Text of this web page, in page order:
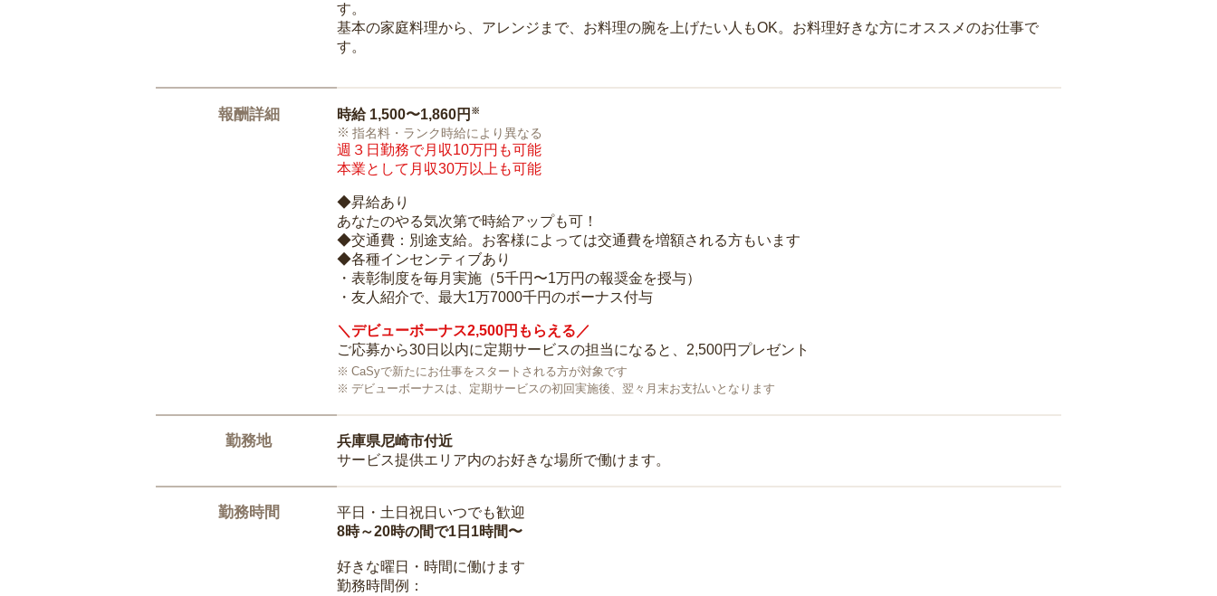
す。
基本の家庭料理から、アレンジまで、お料理の腕を上げたい人もOK。お料理好きな方にオススメのお仕事で
す。
報酬詳細 時給 1,500〜1,860円 ※
指名料・ランク時給により異なる
週３日勤務で月収10万円も可能
本業として月収30万以上も可能
◆昇給あり
あなたのやる気次第で時給アップも可！
◆交通費：別途支給。お客様によっては交通費を増額される方もいます
◆各種インセンティブあり
・表彰制度を毎月実施（5千円〜1万円の報奨金を授与）
・友人紹介で、最大1万7000千円のボーナス付与
＼デビューボーナス2,500円もらえる／
ご応募から30日以内に定期サービスの担当になると、2,500円プレゼント
CaSyで新たにお仕事をスタートされる方が対象です
デビューボーナスは、定期サービスの初回実施後、翌々月末お支払いとなります
勤務地
兵庫県尼崎市付近
サービス提供エリア内のお好きな場所で働けます。
勤務時間
平日・土日祝日いつでも歓迎
8時～20時の間で1日1時間〜
好きな曜日・時間に働けます
勤務時間例：